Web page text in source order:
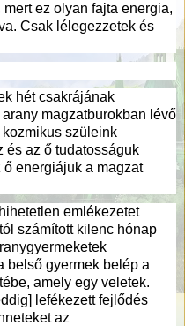
ez olyan fajta energia,
Csak lélegezzetek és
hét csakrájának
magzatburokban lévő
szüleink
és az ő tudatosságuk
energiájuk a magzat
emlékezetet
számított kilenc hónap
belső gyermek belép a
amely egy veletek.
lefékezett fejlődés
az